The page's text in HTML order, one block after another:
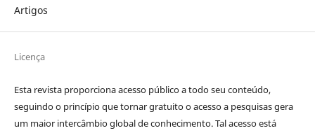
Artigos
Licença
Esta revista proporciona acesso público a todo seu conteúdo,
seguindo o princípio que tornar gratuito o acesso a pesquisas gera
um maior intercâmbio global de conhecimento. Tal acesso está